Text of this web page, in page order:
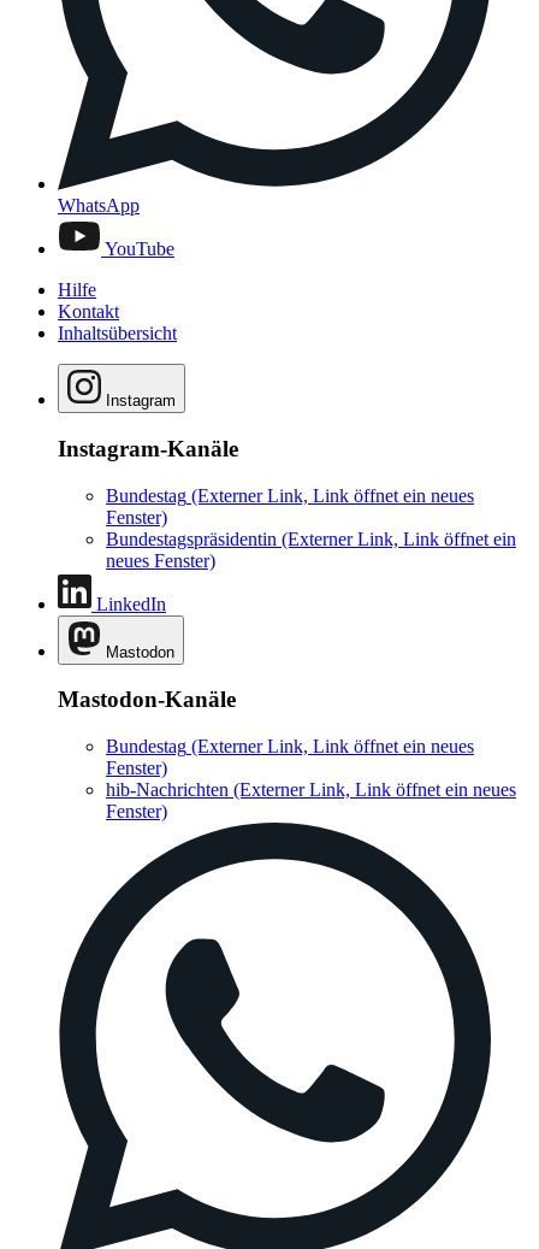
WhatsApp
YouTube
Hilfe
Kontakt
Inhaltsübersicht
Instagram
Instagram-Kanäle
Bundestag (Externer Link, Link öffnet ein neues
Fenster)
Bundestagspräsidentin (Externer Link, Link öffnet ein
neues Fenster)
LinkedIn
Mastodon
Mastodon-Kanäle
Bundestag (Externer Link, Link öffnet ein neues
Fenster)
hib-Nachrichten (Externer Link, Link öffnet ein neues
Fenster)